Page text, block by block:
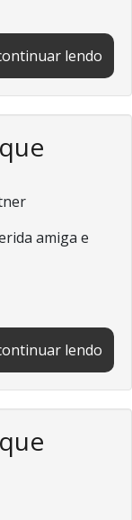
lendo
amiga e
lendo